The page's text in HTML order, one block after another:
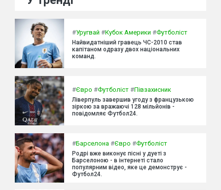
#Уругвай #Кубок Америки #Футболіст
Найвидатніший гравець ЧС-2010 став
капітаном одразу двох національних
команд.
#Євро #Футболіст #Півзахисник
Ліверпуль завершив угоду з французькою
зіркою за вражаючі 128 мільйонів -
повідомляє Футбол24.
#Барселона #Євро #Футболіст
Родрі вже виконує пісні у дуеті з
Барселоною - в інтернеті стало
популярним відео, яке це демонструє -
Футбол24.